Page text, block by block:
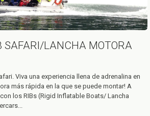
SAFARI/LANCHA MOTORA
Viva una experiencia llena de adrenalina en
más rápida en la que se puede montar! A
los RIBs (Rigid Inflatable Boats/ Lancha